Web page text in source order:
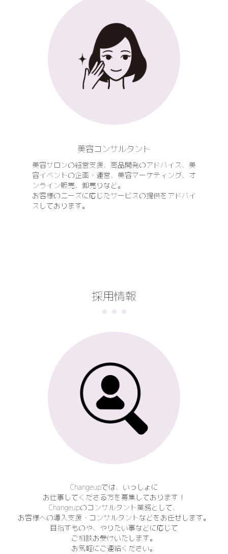
美容コンサルタント
美容サロンの経営支援、商品開発のアドバイス、美
容イベントの企画・運営、美容マーケティング、オ
ンライン販売、卸売りなど。
お客様のニーズに応じたサービスの提供をアドバイ
スしております。
採用情報
Changeupでは、いっしょに
お仕事してくださる方を募集しております！
Changeupのコンサルタント業務として、
お客様への導入支援・コンサルタントなどをお任せします。
目指すものや、やりたい事などに応じて
ご相談お受けいたします。
お気軽にご連絡ください。